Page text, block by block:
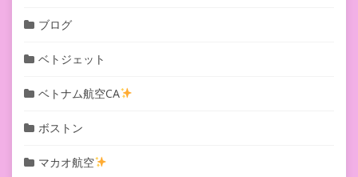
ブログ
ベトジェット
ベトナム航空CA
ボストン
マカオ航空